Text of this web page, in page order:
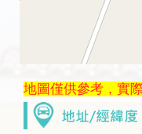
地圖僅供參考，實